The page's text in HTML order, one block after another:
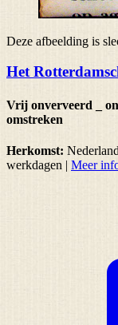
Deze afbeelding is
Het
Vrij onverveerd _
omstreken
Herkomst:
werkdagen | Meer